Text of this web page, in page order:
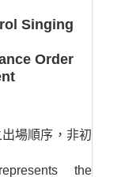
Singing
Order
場順序 ， 非初
the